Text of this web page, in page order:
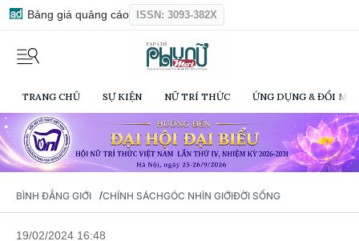
Bảng giá quảng cáo ISSN: 3093-382X
TRANG CHỦ SỰ KIỆN NỮ TRÍ THỨC ỨNG DỤNG & ĐỔI
BÌNH ĐẲNG GIỚI /CHÍNH SÁCHGÓC NHÌN GIỚIĐỜI SỐNG
19/02/2024 16:48